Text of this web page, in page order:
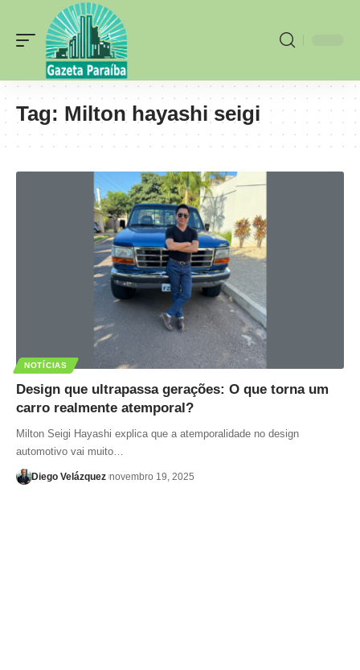
Tag: Milton hayashi seigi
NOTÍCIAS
Design que ultrapassa gerações: O que torna um
carro realmente atemporal?
Milton Seigi Hayashi explica que a atemporalidade no design
automotivo vai muito…
Diego Velázquez novembro 19, 2025